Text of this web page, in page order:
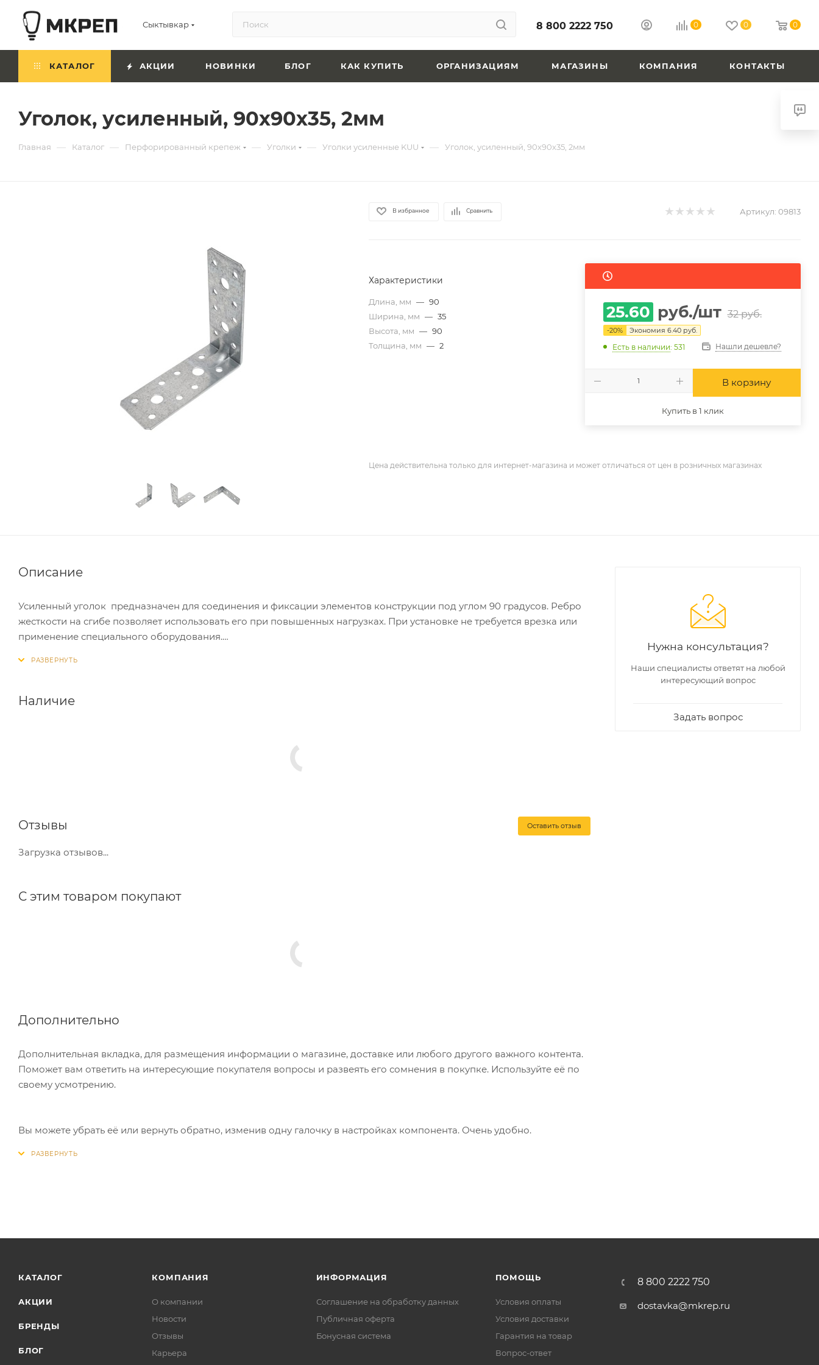
Сыктывкар 8 800 2222 750 0 0 0
КАТАЛОГ АКЦИИ НОВИНКИ БЛОГ КАК КУПИТЬ ОРГАНИЗАЦИЯМ МАГАЗИНЫ КОМПАНИЯ КОНТАКТЫ
Уголок, усиленный, 90х90х35, 2мм
Главная — Каталог — Перфорированный крепеж — Уголки — Уголки усиленные KUU — Уголок, усиленный, 90х90х35, 2мм
В избранное Сравнить Артикул: 09813
Характеристики
Длина, мм — 90
Ширина, мм — 35
Высота, мм — 90
Толщина, мм — 2
25.60 руб./шт 32руб.
-20% Экономия 6.40руб.
Есть в наличии: 531 Нашли дешевле?
В корзину
Купить в 1 клик
Цена действительна только для интернет-магазина и может отличаться от цен в розничных магазинах
Описание
Усиленный уголок предназначен для соединения и фиксации элементов конструкции под углом 90 градусов. Ребро
жесткости на сгибе позволяет использовать его при повышенных нагрузках. При установке не требуется врезка или
применение специального оборудования.
В процессе монтажа каркасных конструкций
Наличие
Отзывы Оставить отзыв
Загрузка отзывов...
С этим товаром покупают
Дополнительно
Дополнительная вкладка, для размещения информации о магазине, доставке или любого другого важного контента.
Поможет вам ответить на интересующие покупателя вопросы и развеять его сомнения в покупке. Используйте её по
своему усмотрению.
Вы можете убрать её или вернуть обратно, изменив одну галочку в настройках компонента. Очень удобно.
Нужна консультация?
Наши специалисты ответят на любой
интересующий вопрос
Задать вопрос
КАТАЛОГ
АКЦИИ
БРЕНДЫ
БЛОГ
КОМПАНИЯ
О компании
Новости
Отзывы
Карьера
ИНФОРМАЦИЯ
Соглашение на обработку данных
Публичная оферта
Бонусная система
ПОМОЩЬ
Условия оплаты
Условия доставки
Гарантия на товар
Вопрос-ответ
8 800 2222 750
dostavka@mkrep.ru